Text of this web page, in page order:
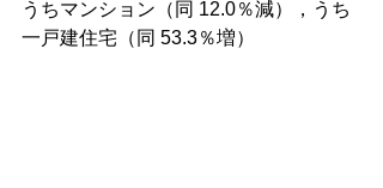
うちマンション（同 12.0％減），うち
一戸建住宅（同 53.3％増）